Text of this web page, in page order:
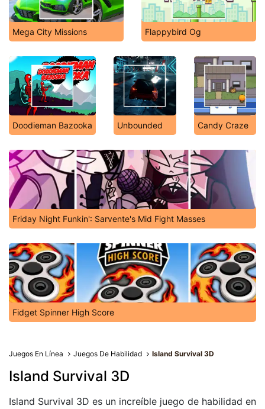
Mega City Missions Flappybird Og
Doodieman Bazooka Unbounded Candy Craze
Friday Night Funkin': Sarvente's Mid Fight Masses
Fidget Spinner High Score
Juegos En Línea Juegos De Habilidad Island Survival 3D
Island Survival 3D
Island Survival 3D es un increíble juego de habilidad en